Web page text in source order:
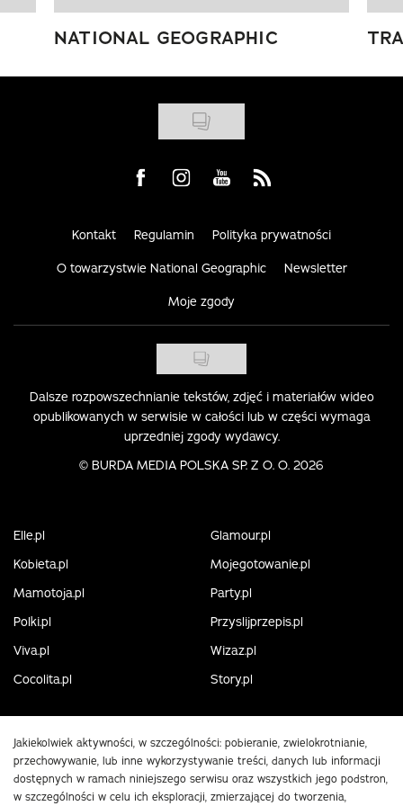
NATIONAL GEOGRAPHIC
Visit us on Facebook
Visit us on Instagram
Visit us on Youtube
Visit us on Rss
Kontakt Regulamin Polityka prywatności
O towarzystwie National Geographic Newsletter
Moje zgody
Dalsze rozpowszechnianie tekstów, zdjęć i materiałów wideo
opublikowanych w serwisie w całości lub w części wymaga
uprzedniej zgody wydawcy.
© BURDA MEDIA POLSKA SP. Z O. O. 2026
Elle.pl
Glamour.pl
Kobieta.pl
Mojegotowanie.pl
Mamotoja.pl
Party.pl
Polki.pl
Przyslijprzepis.pl
Viva.pl
Wizaz.pl
Cocolita.pl
Story.pl
Jakiekolwiek aktywności, w szczególności: pobieranie, zwielokrotnianie,
przechowywanie, lub inne wykorzystywanie treści, danych lub informacji
dostępnych w ramach niniejszego serwisu oraz wszystkich jego podstron,
w szczególności w celu ich eksploracji, zmierzającej do tworzenia,